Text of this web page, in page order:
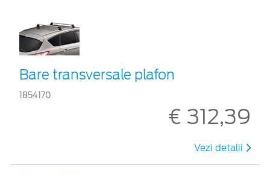
Bare transversale plafon
1854170
€ 312,39
Vezi detalii